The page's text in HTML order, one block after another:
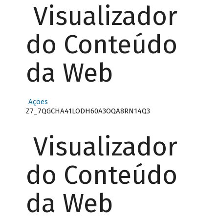
Visualizador
do Conteúdo
da Web
Ações
Z7_7QGCHA41LODH60A3OQA8RN14Q3
Visualizador
do Conteúdo
da Web